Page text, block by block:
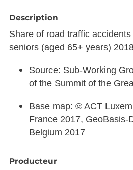
Description
Share of road traffic
seniors (aged 65+ years)
Source: Sub-Working
of the Summit of the
Base map: © ACT
France 2017, GeoBasis-
Belgium 2017
Producteur